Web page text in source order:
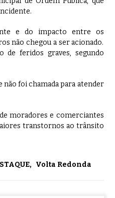
e do impacto entre os
não chegou a ser acionado.
de feridos graves, segundo
foi chamada para atender
moradores e comerciantes
transtornos ao trânsito
, Volta Redonda